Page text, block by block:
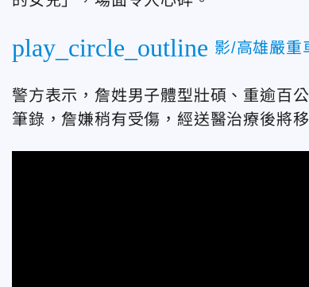
play_circle_outline 影/高雄嚴重
警方表示，詹姓男子體型壯碩、重逾百
筆錄，詹嫌稍有受傷，經送醫治療後將